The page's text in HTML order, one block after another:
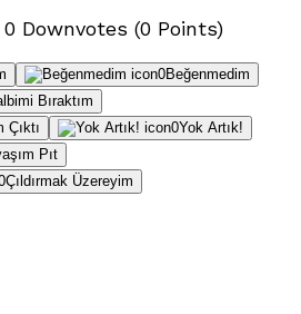
Downvotes (0 Points)
0Beğenmedim
Bıraktım
Çıktı 0Yok Artık!
Pıt
Çıldırmak Üzereyim